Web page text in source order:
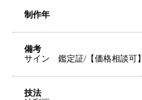
制作年
備考
サイン 鑑定証/【価格相談可】
技法